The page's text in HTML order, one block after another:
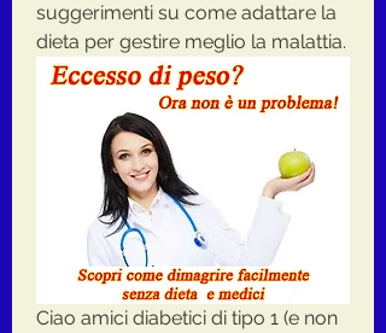
suggerimenti su come adattare la
dieta per gestire meglio la malattia.
Ciao amici diabetici di tipo 1 (e non